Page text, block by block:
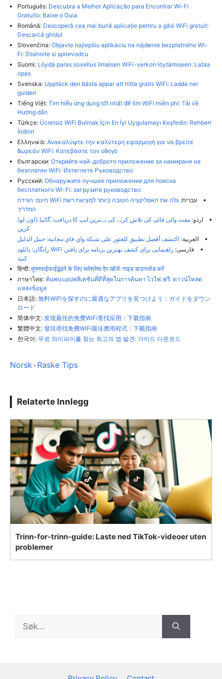
Português: Descubra a Melhor Aplicação para Encontrar Wi-Fi
Gratuito: Baixe o Guia
Română: Descoperă cea mai bună aplicație pentru a găsi WiFi gratuit:
Descarcă ghidul
Slovenčina: Objavte najlepšiu aplikáciu na nájdenie bezplatného Wi-
Fi: Stiahnite si sprievodcu
Suomi: Löydä paras sovellus ilmaisen WiFi-verkon löytämiseen: Lataa
opas
Svenska: Upptäck den bästa appar att hitta gratis WiFi: Ladda ner
guiden
Tiếng Việt: Tìm hiểu ứng dụng tốt nhất để tìm WiFi miễn phí: Tải về
Hướng dẫn
Türkçe: Ücretsiz WiFi Bulmak İçin En İyi Uygulamayı Keşfedin: Rehberi
İndirin
Ελληνικά: Ανακαλύψτε την καλύτερη εφαρμογή για να βρείτε
δωρεάν WiFi: Κατεβάστε τον οδηγό
български: Открийте най-доброто приложение за намиране на
безплатен WiFi: Изтеглете Ръководство
Русский: Обнаружите лучшее приложение для поиска
бесплатного Wi-Fi: загрузите руководство
עברית:
גלה את האפליקציה הטובה ביותר למציאת רשת WiFi חינם: הורדת
המדריך
اردو: مفت وائی فائی کی تلاش کرنے کی بہترین ایپ کا دریافت: گائیڈ ڈاؤن لوڈ
کریں
العربية: اكتشف أفضل تطبيق للعثور على شبكة واي فاي مجانية: حمل الدليل
فارسی:
راهنمایی برای کشف بهترین برنامه برای یافتن WiFi رایگان: دانلود
کنید
हिन्दी: मुफ्तवाईफाईढूंढने के लिए सर्वश्रेष्ठ ऐप खोजें: गाइड डाउनलोड करें
ภาษาไทย: ค้นพบแอปพลิเคชันที่ดีที่สุดในการค้นหา ไวไฟ ฟรี: ดาวน์โหลด
แหล่งข้อมูล
日本語: 無料WiFiを探すのに最適なアプリを見つけよう：ガイドをダウン
ロード
简体中文: 发现最佳的免费WiFi查找应用：下载指南
繁體中文: 發現尋找免費WiFi最佳應用程式：下載指南
한국어: 무료 와이파이를 찾는 최고의 앱 발견: 가이드 다운로드
Norsk › Raske Tips
Relaterte Innlegg
Trinn-for-trinn-guide: Laste ned TikTok-videoer uten
problemer
for: